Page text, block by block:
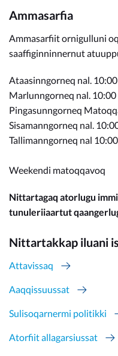
Ammasarfia
Ammasarfiit ornigulluni
saaffiginninnernut
Ataasinngorneq nal.
Marlunngorneq nal.
Pingasunngorneq
Sisamanngorneq nal.
Tallimanngorneq nal
Weekendi matoqqavoq
Nittartagaq atorlugu
tunuleriiaartut
Nittartakkap iluani
Attavissaq
Aaqqissuussat
Sulisoqarnermi politikki
Atorfiit allagarsiussat